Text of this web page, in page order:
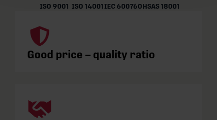
ISO 9001 ISO 14001IEC 60076OHSAS 18001
Good price – quality ratio